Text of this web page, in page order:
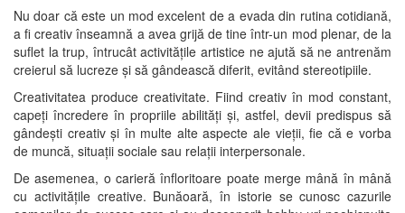
Nu doar că este un mod excelent de a evada din rutina cotidiană,
a fi creativ înseamnă a avea grijă de tine într-un mod plenar, de la
suflet la trup, întrucât activitățile artistice ne ajută să ne antrenăm
creierul să lucreze și să gândească diferit, evitând stereotipiile.
Creativitatea produce creativitate. Fiind creativ în mod constant,
capeți încredere în propriile abilități și, astfel, devii predispus să
gândești creativ și în multe alte aspecte ale vieții, fie că e vorba
de muncă, situații sociale sau relații interpersonale.
De asemenea, o carieră înfloritoare poate merge mână în mână
cu activitățile creative. Bunăoară, în istorie se cunosc cazurile